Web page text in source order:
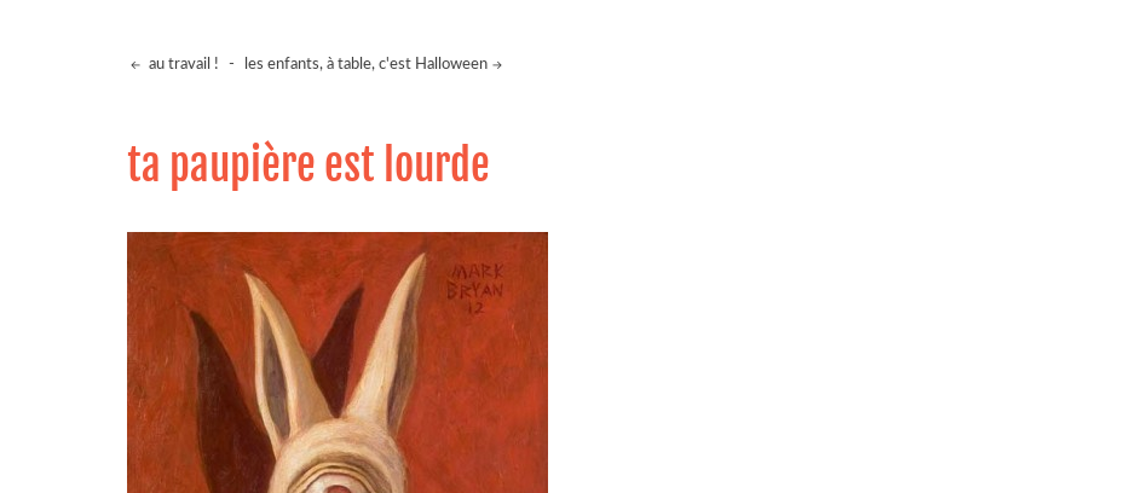
au travail ! - les enfants, à table, c'est Halloween
ta paupière est lourde